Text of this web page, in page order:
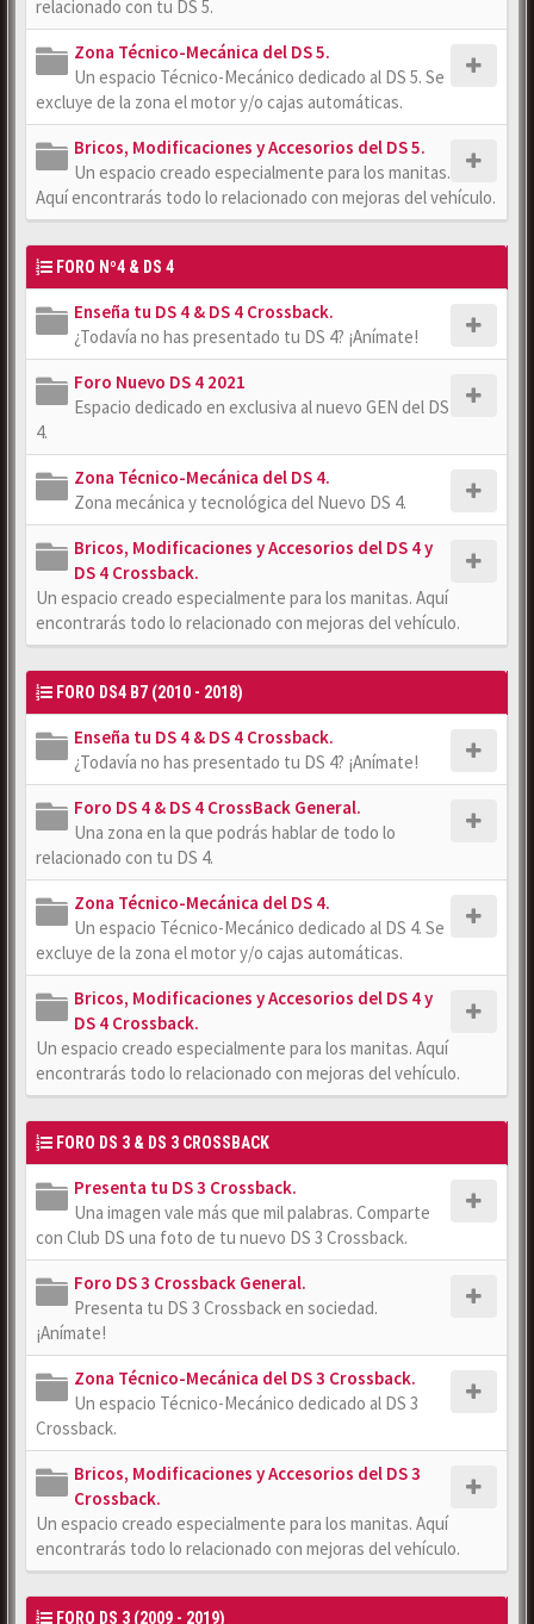
relacionado con tu DS 5.
Zona Técnico-Mecánica del DS 5.
Un espacio Técnico-Mecánico dedicado al DS 5. Se
excluye de la zona el motor y/o cajas automáticas.
Bricos, Modificaciones y Accesorios del DS 5.
Un espacio creado especialmente para los manitas.
Aquí encontrarás todo lo relacionado con mejoras del vehículo.
FORO Nº4 & DS 4
Enseña tu DS 4 & DS 4 Crossback.
¿Todavía no has presentado tu DS 4? ¡Anímate!
Foro Nuevo DS 4 2021
Espacio dedicado en exclusiva al nuevo GEN del DS
4.
Zona Técnico-Mecánica del DS 4.
Zona mecánica y tecnológica del Nuevo DS 4.
Bricos, Modificaciones y Accesorios del DS 4 y
DS 4 Crossback.
Un espacio creado especialmente para los manitas. Aquí
encontrarás todo lo relacionado con mejoras del vehículo.
FORO DS4 B7 (2010 - 2018)
Enseña tu DS 4 & DS 4 Crossback.
¿Todavía no has presentado tu DS 4? ¡Anímate!
Foro DS 4 & DS 4 CrossBack General.
Una zona en la que podrás hablar de todo lo
relacionado con tu DS 4.
Zona Técnico-Mecánica del DS 4.
Un espacio Técnico-Mecánico dedicado al DS 4. Se
excluye de la zona el motor y/o cajas automáticas.
Bricos, Modificaciones y Accesorios del DS 4 y
DS 4 Crossback.
Un espacio creado especialmente para los manitas. Aquí
encontrarás todo lo relacionado con mejoras del vehículo.
FORO DS 3 & DS 3 CROSSBACK
Presenta tu DS 3 Crossback.
Una imagen vale más que mil palabras. Comparte
con Club DS una foto de tu nuevo DS 3 Crossback.
Foro DS 3 Crossback General.
Presenta tu DS 3 Crossback en sociedad.
¡Anímate!
Zona Técnico-Mecánica del DS 3 Crossback.
Un espacio Técnico-Mecánico dedicado al DS 3
Crossback.
Bricos, Modificaciones y Accesorios del DS 3
Crossback.
Un espacio creado especialmente para los manitas. Aquí
encontrarás todo lo relacionado con mejoras del vehículo.
FORO DS 3 (2009 - 2019)